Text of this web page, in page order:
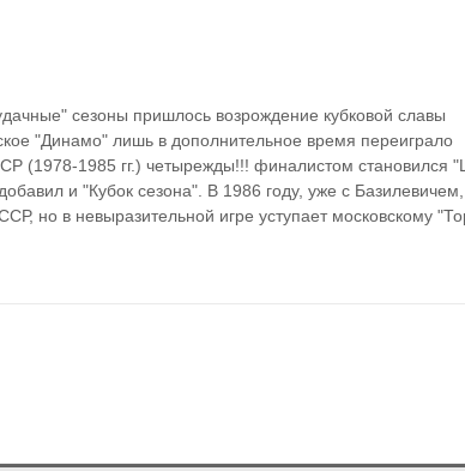
сезоны пришлось возрождение кубковой славы
"Динамо" лишь в дополнительное время переиграло
(1978-1985 гг.) четырежды!!! финалистом становился
и "Кубок сезона". В 1986 году, уже с Базилевичем,
но в невыразительной игре уступает московскому